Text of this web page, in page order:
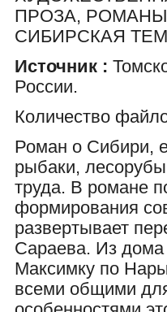
ПРОЗА,
СИБИРСКАЯ
Источник :
России.
Количество
Роман о Сибири,
рыбаки,
труда. В романе
формирования
развертывает
Сараева. Из дома
Максимку по
всеми общими